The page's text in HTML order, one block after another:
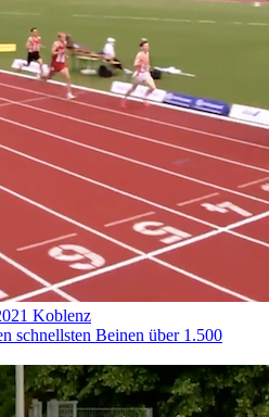
Koblenz
schnellsten Beinen über 1.500